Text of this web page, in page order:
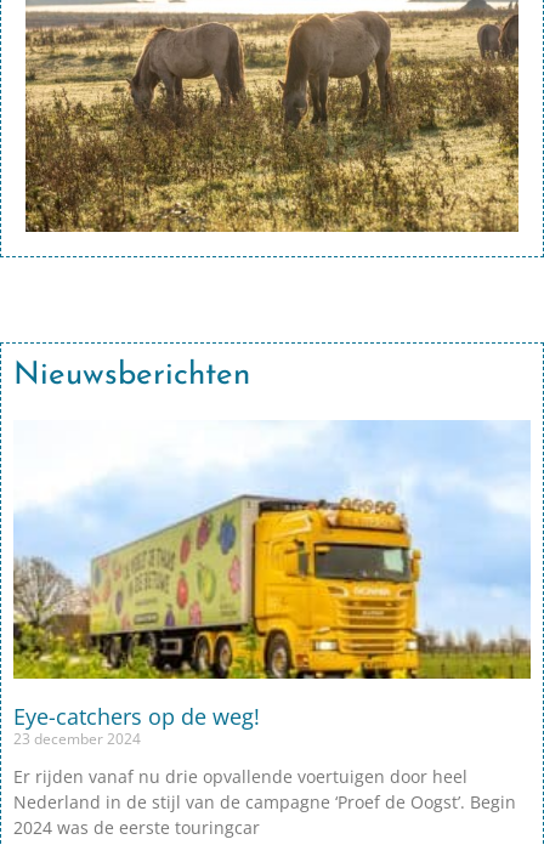
Nieuwsberichten
Eye-catchers op de weg!
23 december 2024
Er rijden vanaf nu drie opvallende voertuigen door heel
Nederland in de stijl van de campagne ‘Proef de Oogst’. Begin
2024 was de eerste touringcar